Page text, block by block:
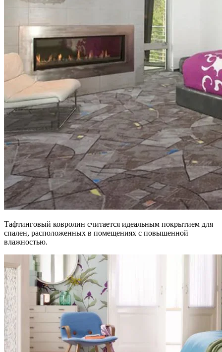
Тафтинговый ковролин считается идеальным покрытием для
спален, расположенных в помещениях с повышенной
влажностью.